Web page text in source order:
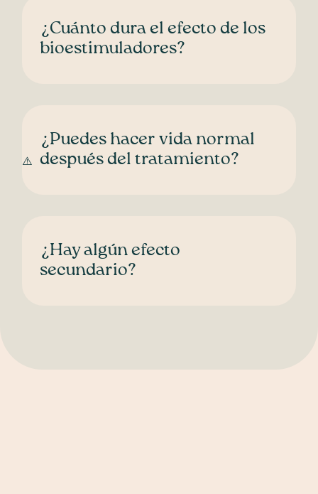
¿Cuánto dura el efecto de los
bioestimuladores?
¿Puedes hacer vida normal
después del tratamiento?
¿Hay algún efecto
secundario?